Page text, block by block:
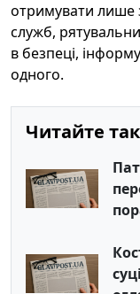
отримувати лише
служб,
в безпеці,
одного.
Читайте